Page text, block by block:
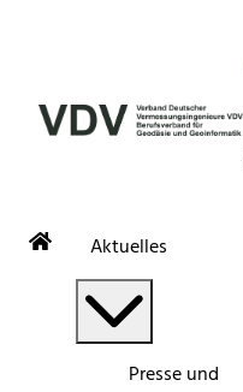
Aktuelles
Presse und